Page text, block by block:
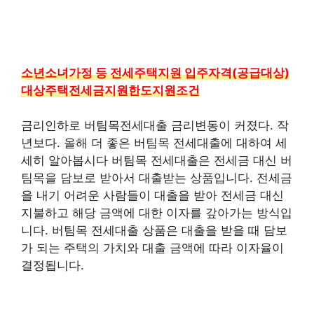
소년소녀가정 등 전세주택지원 입주자격(공급대상)
대상주택전세금지원한도지원조건
금리인하로 버팀목전세대출 금리변동이 커졌다. 작
년보다. 올해 더 좋은 버팀목 전세대출에 대하여 세
세히 알아봅시다 버팀목 전세대출은 전세금 대신 버
팀목을 담보로 받아서 대출받는 상품입니다. 전세금
을 내기 어려운 사람들이 대출을 받아 전세금 대신
지불하고 해당 금액에 대한 이자를 갚아가는 방식입
니다. 버팀목 전세대출 상품은 대출을 받을 때 담보
가 되는 주택의 가치와 대출 금액에 따라 이자율이
결정됩니다.